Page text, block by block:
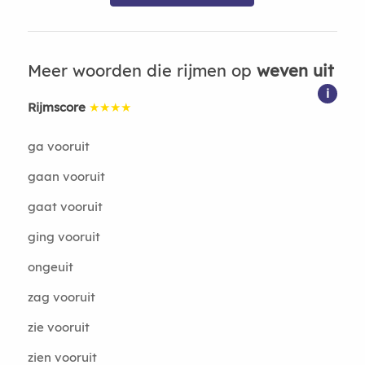
Meer woorden die rijmen op weven uit
i
Rijmscore ★★★★
ga vooruit
gaan vooruit
gaat vooruit
ging vooruit
ongeuit
zag vooruit
zie vooruit
zien vooruit